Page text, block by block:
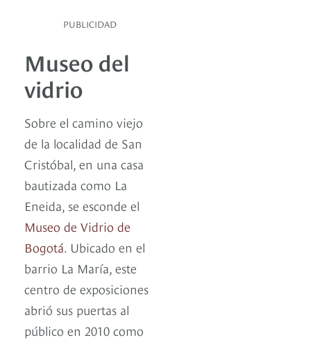
PUBLICIDAD
Museo del
vidrio
Sobre el camino viejo
de la localidad de San
Cristóbal, en una casa
bautizada como La
Eneida, se esconde el
Museo de Vidrio de
Bogotá. Ubicado en el
barrio La María, este
centro de exposiciones
abrió sus puertas al
público en 2010 como